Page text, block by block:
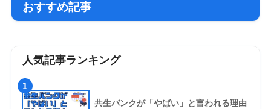
おすすめ記事
人気記事ランキング
1
共生バンクが「やばい」と言われる理由